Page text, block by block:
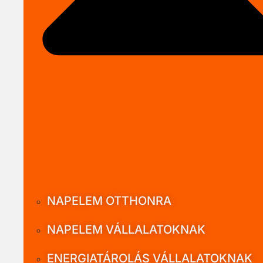
NAPELEM OTTHONRA
NAPELEM VÁLLALATOKNAK
ENERGIATÁROLÁS VÁLLALATOKNAK